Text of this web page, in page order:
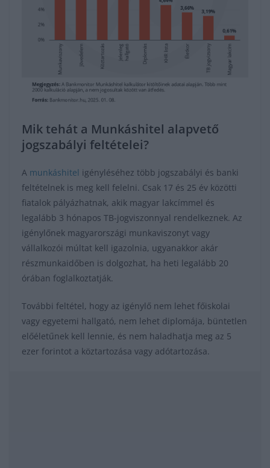
Mik tehát a Munkáshitel alapvető
jogszabályi feltételei?
A munkáshitel igényléséhez több jogszabályi és banki
feltételnek is meg kell felelni. Csak 17 és 25 év közötti
fiatalok pályázhatnak, akik magyar lakcímmel és
legalább 3 hónapos TB-jogviszonnyal rendelkeznek. Az
igénylőnek magyarországi munkaviszonyt vagy
vállalkozói múltat kell igazolnia, ugyanakkor akár
részmunkaidőben is dolgozhat, ha heti legalább 20
órában foglalkoztatják.
További feltétel, hogy az igénylő nem lehet főiskolai
vagy egyetemi hallgató, nem lehet diplomája, büntetlen
előéletűnek kell lennie, és nem haladhatja meg az 5
ezer forintot a köztartozása vagy adótartozása.